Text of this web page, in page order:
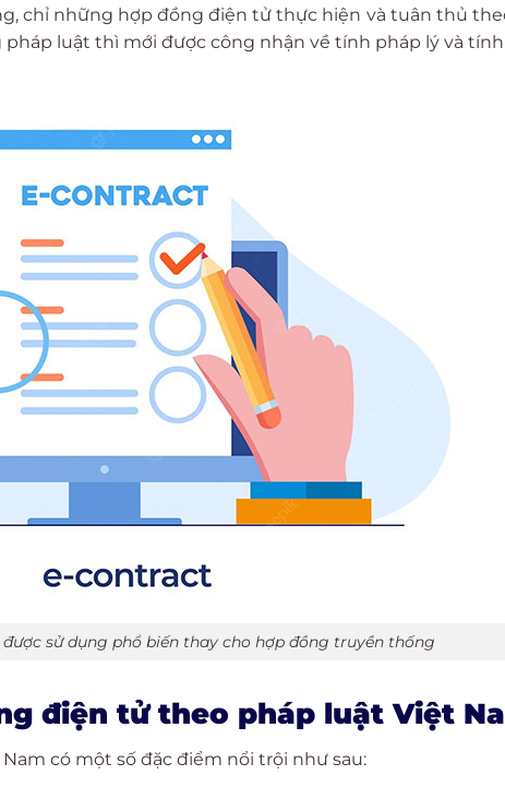
chỉ những hợp đồng điện tử thực hiện và tuân thủ
luật thì mới được công nhận về tính pháp lý và
sử dụng phổ biến thay cho hợp đồng truyền thống
điện tử theo pháp luật Việt
có một số đặc điểm nổi trội như sau: